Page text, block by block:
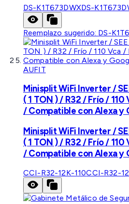
DS-K1T673DWXDS-
Reemplazo sugerido: DS-
AUFIT
Minisplit WiFi Inverter /
( 1 TON ) / R32 / Frío /
/ Compatible con Alexa y
Minisplit WiFi Inverter /
( 1 TON ) / R32 / Frío /
/ Compatible con Alexa y
CCI-R32-12K-110CCI-R32-